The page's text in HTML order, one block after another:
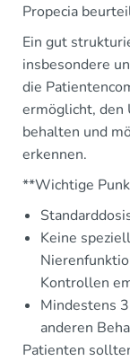
Propecia
Ein gut
insbesondere
die
ermöglicht, den
behalten und
erkennen.
**Wichtige
Keine
Kontrollen
Mindestens
anderen
Patienten